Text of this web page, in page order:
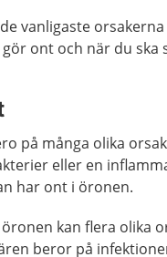
vanligaste
ont och när du ska
på många olika
eller en
har ont i öronen.
kan flera olika
beror på